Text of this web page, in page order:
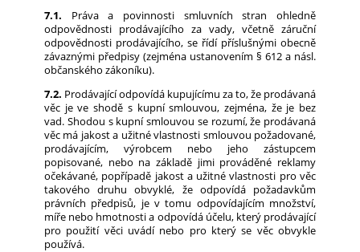
7.1. Práva a povinnosti smluvních stran ohledně
odpovědnosti prodávajícího za vady, včetně záruční
odpovědnosti prodávajícího, se řídí příslušnými obecně
závaznými předpisy (zejména ustanovením § 612 a násl.
občanského zákoníku).
7.2. Prodávající odpovídá kupujícímu za to, že prodávaná
věc je ve shodě s kupní smlouvou, zejména, že je bez
vad. Shodou s kupní smlouvou se rozumí, že prodávaná
věc má jakost a užitné vlastnosti smlouvou požadované,
prodávajícím, výrobcem nebo jeho zástupcem
popisované, nebo na základě jimi prováděné reklamy
očekávané, popřípadě jakost a užitné vlastnosti pro věc
takového druhu obvyklé, že odpovídá požadavkům
právních předpisů, je v tomu odpovídajícím množství,
míře nebo hmotnosti a odpovídá účelu, který prodávající
pro použití věci uvádí nebo pro který se věc obvykle
používá.